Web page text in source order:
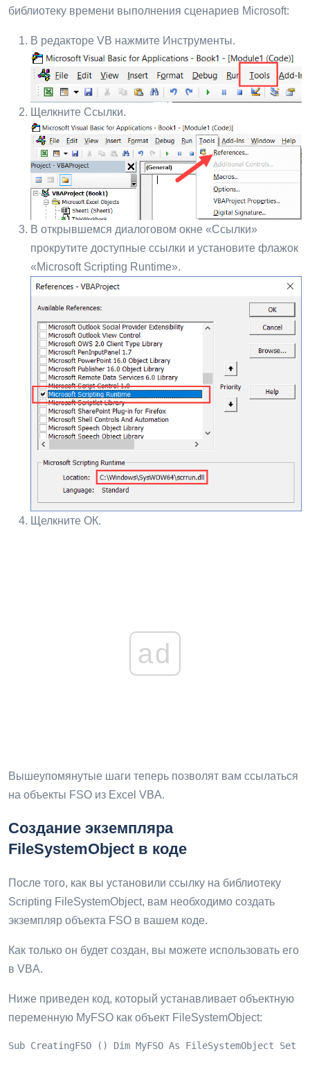
библиотеку времени выполнения сценариев Microsoft:
В редакторе VB нажмите Инструменты.
Щелкните Ссылки.
В открывшемся диалоговом окне «Ссылки»
прокрутите доступные ссылки и установите флажок
«Microsoft Scripting Runtime».
Щелкните ОК.
ad
Вышеупомянутые шаги теперь позволят вам ссылаться
на объекты FSO из Excel VBA.
Создание экземпляра
FileSystemObject в коде
После того, как вы установили ссылку на библиотеку
Scripting FileSystemObject, вам необходимо создать
экземпляр объекта FSO в вашем коде.
Как только он будет создан, вы можете использовать его
в VBA.
Ниже приведен код, который устанавливает объектную
переменную MyFSO как объект FileSystemObject:
Sub CreatingFSO () Dim MyFSO As FileSystemObject Set